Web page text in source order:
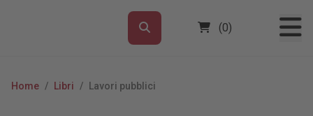
(0)
Home / Libri / Lavori pubblici